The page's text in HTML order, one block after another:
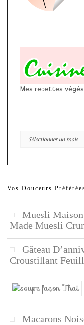
Mes recettes
Archives
Vos Douceurs Préférées
Muesli Maison
Made Muesli
Gâteau
Croustillant
Macarons